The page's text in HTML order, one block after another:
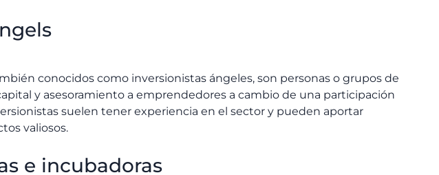
conocidos como inversionistas ángeles, son personas o grupos de
y asesoramiento a emprendedores a cambio de una participación
suelen tener experiencia en el sector y pueden aportar
valiosos.
e incubadoras